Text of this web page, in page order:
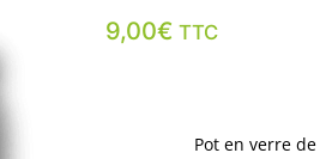
9,00€ TTC
Pot en verre